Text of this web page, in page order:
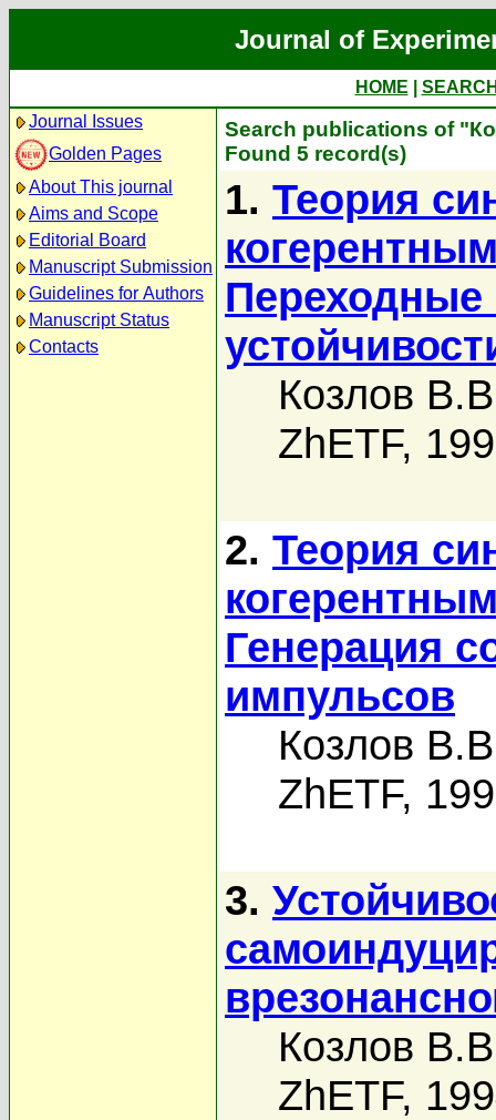
Journal of
HOME
Journal Issues
Golden Pages
About This journal
Aims and Scope
Editorial Board
Manuscript Submission
Guidelines for Authors
Manuscript Status
Contacts
Search publications of
Found 5 record(s)
1. Теория
Переходные
Козлов
ZhETF,
2. Теория
Генерация
импульсов
Козлов
ZhETF,
3.
Козлов
ZhETF,